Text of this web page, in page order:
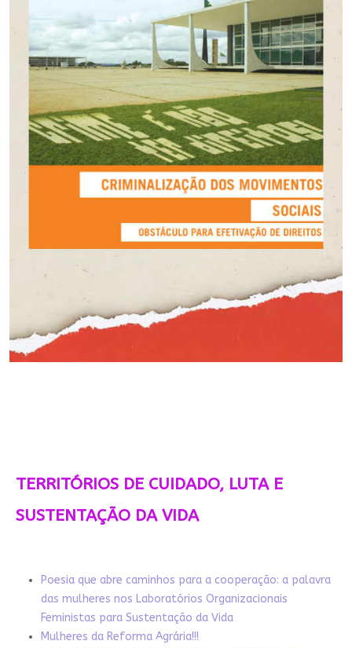
TERRITÓRIOS DE CUIDADO, LUTA E
SUSTENTAÇÃO DA VIDA
Poesia que abre caminhos para a cooperação: a palavra
das mulheres nos Laboratórios Organizacionais
Feministas para Sustentação da Vida
Mulheres da Reforma Agrária!!!